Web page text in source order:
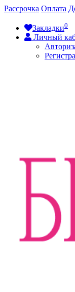
Рассрочка Оплата
Закладки0
Личный